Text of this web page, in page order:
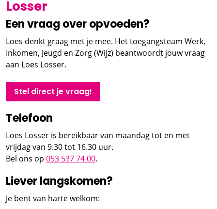
Losser
Een vraag over opvoeden?
Loes denkt graag met je mee. Het toegangsteam Werk,
Inkomen, Jeugd en Zorg (Wijz) beantwoordt jouw vraag
aan Loes Losser.
Stel direct je vraag!
Telefoon
Loes Losser is bereikbaar van maandag tot en met
vrijdag van 9.30 tot 16.30 uur.
Bel ons op 053 537 74 00.
Liever langskomen?
Je bent van harte welkom: